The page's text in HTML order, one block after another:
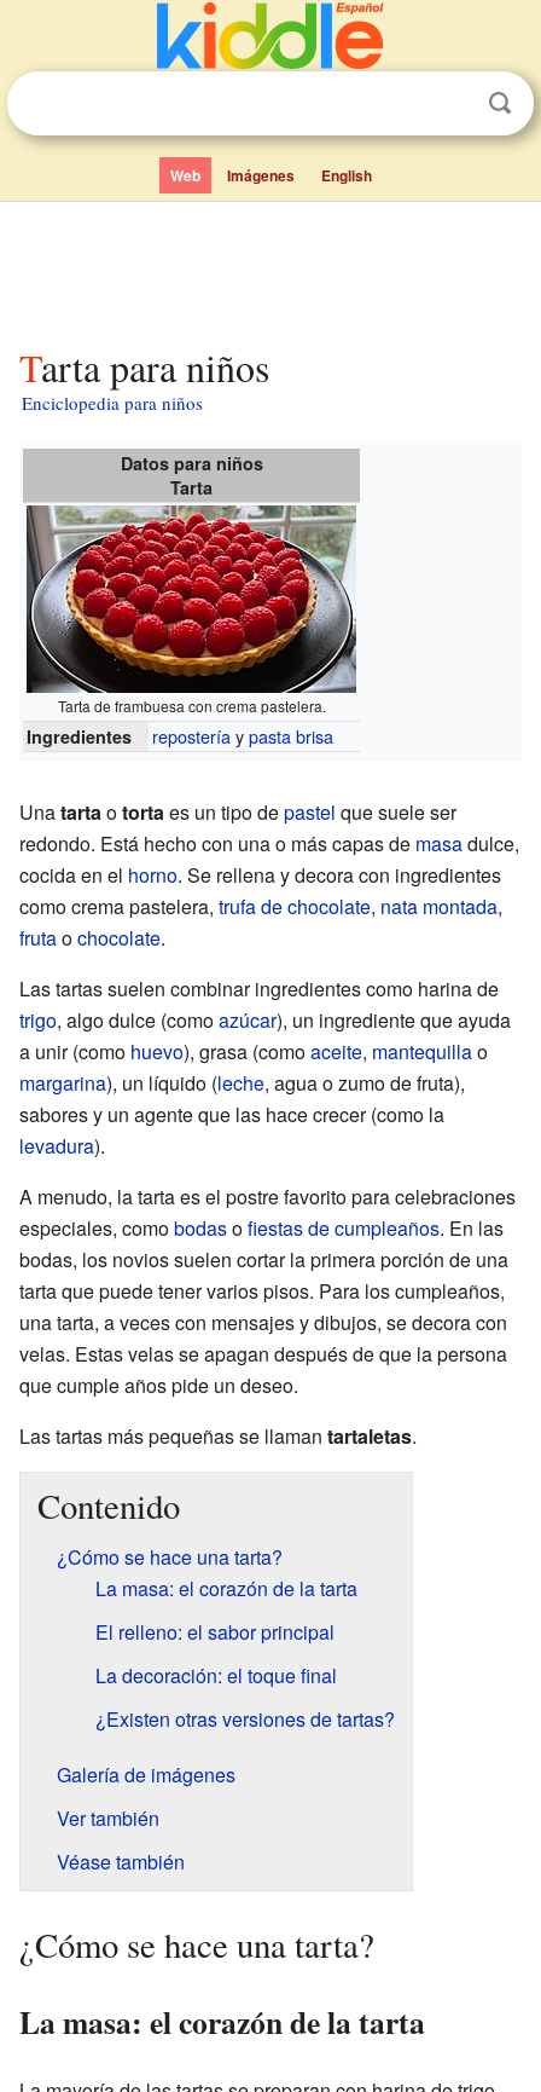
Web Imágenes English
Tarta para niños
Enciclopedia para niños
Datos para niños
Tarta
Tarta de frambuesa con crema pastelera.
Ingredientes reposteríaypasta brisa
Unatartaotortaes un tipo depastel que suele ser
redondo. Está hecho con una o más capas de masadulce,
cocida en el horno. Se rellena y decora con ingredientes
como crema pastelera, trufa de chocolate, nata montada,
frutaochocolate.
Las tartas suelen combinar ingredientes como harina de
trigo, algo dulce (comoazúcar), un ingrediente que ayuda
a unir (como huevo), grasa (comoaceite, mantequillao
margarina), un líquido (leche, agua o zumo de fruta),
sabores y un agente que las hace crecer (como la
levadura).
A menudo, la tarta es el postre favorito para celebraciones
especiales, comobodasofiestas de cumpleaños. En las
bodas, los novios suelen cortar la primera porción de una
tarta que puede tener varios pisos. Para los cumpleaños,
una tarta, a veces con mensajes y dibujos, se decora con
velas. Estas velas se apagan después de que la persona
que cumple años pide un deseo.
Las tartas más pequeñas se llaman tartaletas.
Contenido
¿Cómo se hace una tarta?
La masa: el corazón de la tarta
El relleno: el sabor principal
La decoración: el toque final
¿Existen otras versiones de tartas?
Galería de imágenes
Ver también
Véase también
¿Cómo se hace una tarta?
La masa: el corazón de la tarta